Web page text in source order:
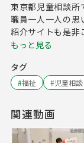
東京都児童相談所
職員一人一人の思
紹介サイトも是
もっと見る
タグ
#福祉 #児童相談
関連動画